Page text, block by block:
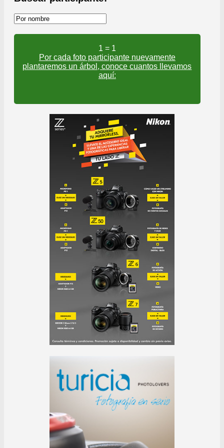
1 = 1
Por cada foto participante nuevamente
plantaremos un árbol, conoce cuantos llevamos
aquí: